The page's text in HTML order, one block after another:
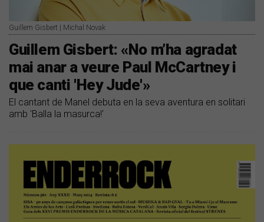
Guillem Gisbert | Michal Novak
Guillem Gisbert: «No m’ha agradat
mai anar a veure Paul McCartney i
que canti 'Hey Jude'»
El cantant de Manel debuta en la seva aventura en solitari
amb 'Balla la masurca!'